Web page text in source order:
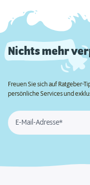
Nichts mehr
Freuen Sie sich auf Ratgeber-
persönliche Services und
E-Mail-Adresse*